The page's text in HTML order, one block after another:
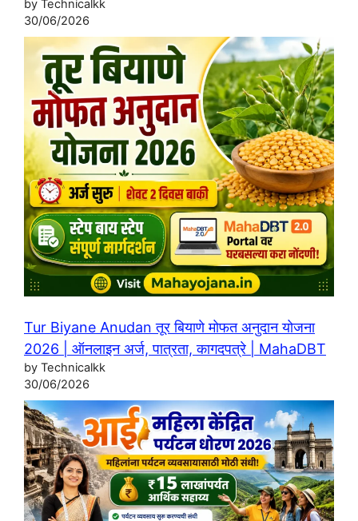
by Technicalkk
30/06/2026
Tur Biyane Anudan तूर बियाणे मोफत अनुदान योजना
2026 | ऑनलाइन अर्ज, पात्रता, कागदपत्रे | MahaDBT
by Technicalkk
30/06/2026